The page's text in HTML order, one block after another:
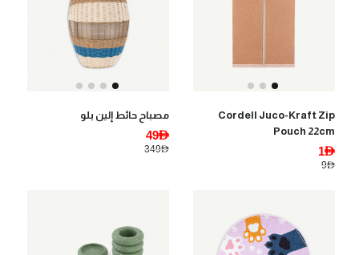
Cordell Juco-Kraft Zip
Pouch 22cm
1AED
9AED
مصباح حائط إلين بلو
49AED
349AED